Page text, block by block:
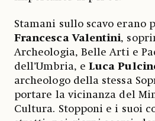
Stamani sullo scavo erano
Francesca Valentini,
Archeologia, Belle Arti e
dell’Umbria, eLuca
archeologo della stessa
portare la vicinanza del
Cultura. Stopponi e i suoi